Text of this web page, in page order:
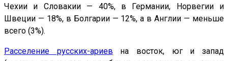
Чехии и Словакии — 40%, в Германии, Норвегии и
Швеции — 18%, в Болгарии — 12%, а в Англии — меньше
всего (3%).
Расселение русских-ариев на восток, юг и запад